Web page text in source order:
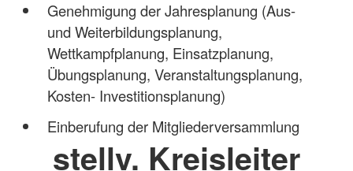
Genehmigung der Jahresplanung (Aus-
und Weiterbildungsplanung,
Wettkampfplanung, Einsatzplanung,
Übungsplanung, Veranstaltungsplanung,
Kosten- Investitionsplanung)
Einberufung der Mitgliederversammlung
stellv. Kreisleiter